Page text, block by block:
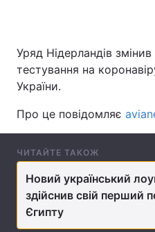
Головна
Україна
Економіка
Спорт
Техно і зв'язок
Уряд Нідерландів
тестування на
України.
Про це повідомляє
ЧИТАЙТЕ ТАКОЖ
Новий український
здійснив свій перший
Єгипту